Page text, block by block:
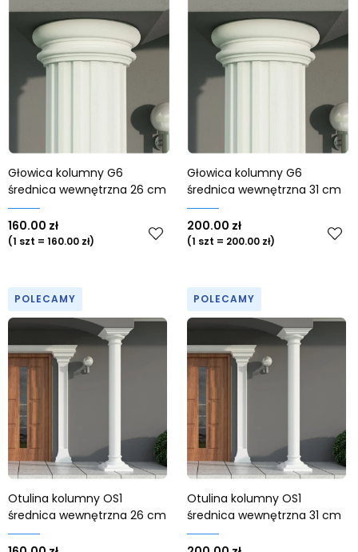
Głowica kolumny G6
średnica wewnętrzna 26 cm
160.00 zł
(1 szt = 160.00 zł)
Głowica kolumny G6
średnica wewnętrzna 31 cm
200.00 zł
(1 szt = 200.00 zł)
POLECAMY
Otulina kolumny OS1
średnica wewnętrzna 26 cm
POLECAMY
Otulina kolumny OS1
średnica wewnętrzna 31 cm